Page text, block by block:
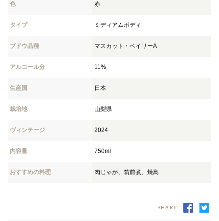
色 赤
タイプ ミディアムボディ
ブドウ品種 マスカット・ベイリーA
アルコール分 11%
生産国 日本
栽培地 山梨県
ヴィンテージ 2024
内容量 750ml
おすすめの料理 肉じゃが、筑前煮、焼鳥
SHARE